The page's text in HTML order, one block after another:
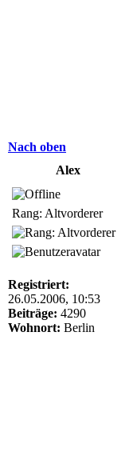
Nach oben
Alex
Rang: Altvorderer
Registriert:
26.05.2006, 10:53
Beiträge: 4290
Wohnort: Berlin